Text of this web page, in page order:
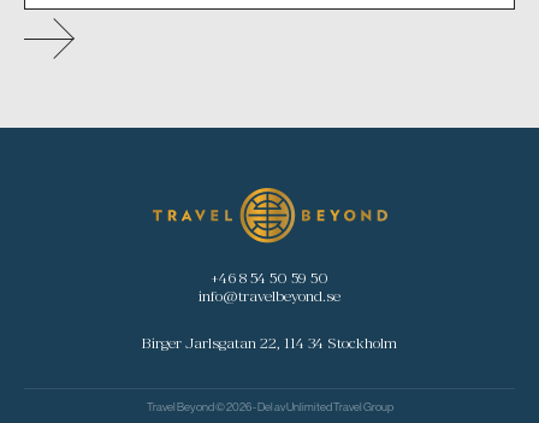
+46 8 54 50 59 50
info@travelbeyond.se
Birger Jarlsgatan 22, 114 34 Stockholm
Travel Beyond © 2026 - Del avUnlimited Travel Group